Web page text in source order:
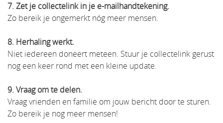
7. Zet je collectelink in je e-mailhandtekening.
Zo bereik je ongemerkt nóg meer mensen.
8. Herhaling werkt.
Niet iedereen doneert meteen. Stuur je collectelink gerust
nog een keer rond met een kleine update.
9. Vraag om te delen.
Vraag vrienden en familie om jouw bericht door te sturen.
Zo bereik je nog meer mensen!